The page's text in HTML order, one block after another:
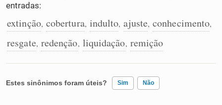
Caça-palavras
entradas:
extinção, cobertura, indulto, ajuste, conhecimento,
resgate, redenção, liquidação, remição
Estes sinônimos foram úteis? Sim Não